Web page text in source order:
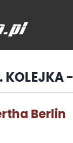
KOLEJKA
Berlin